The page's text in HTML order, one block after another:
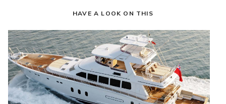
HAVE A LOOK ON THIS